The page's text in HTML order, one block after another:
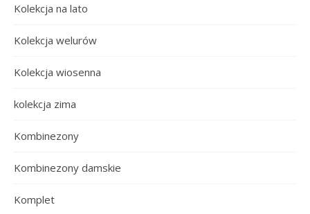
Kolekcja na lato
Kolekcja welurów
Kolekcja wiosenna
kolekcja zima
Kombinezony
Kombinezony damskie
Komplet